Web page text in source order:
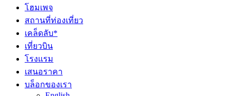
โฮมเพจ
สถานที่ท่องเที่ยว
เคล็ดลับ*
เที่ยวบิน
โรงแรม
เสนอราคา
บล็อกของเรา